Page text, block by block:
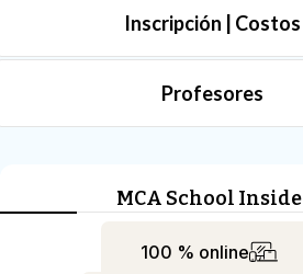
MCA School Inside
100 % online
Inscripción | Costos
Profesores